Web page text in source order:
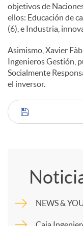
d
o
s
objetivos de
ellos: Educación de
(6), e Industria,
Asimismo, Xavier
Ingenieros Gestión,
Socialmente
el inversor.
C
NEWS &